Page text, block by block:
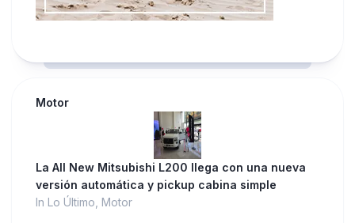
Motor
La All New Mitsubishi L200 llega con una nueva
versión automática y pickup cabina simple
In Lo Último, Motor